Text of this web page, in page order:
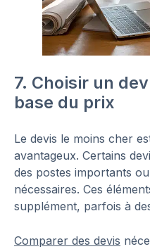
7. Choisir un
base du prix
Le devis le moins cher
avantageux. Certains
des postes importants
nécessaires. Ces
supplément, parfois à
Comparer des devis